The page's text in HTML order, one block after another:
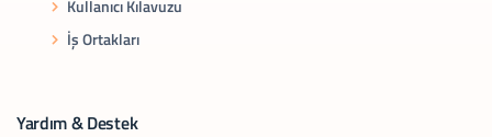
Kullanıcı Kılavuzu
İş Ortakları
Yardım & Destek